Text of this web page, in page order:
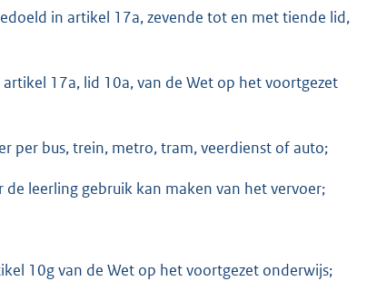
in artikel 17a, zevende tot en met tiende lid,
17a, lid 10a, van de Wet op het voortgezet
per bus, trein, metro, tram, veerdienst of auto;
leerling gebruik kan maken van het vervoer;
10g van de Wet op het voortgezet onderwijs;